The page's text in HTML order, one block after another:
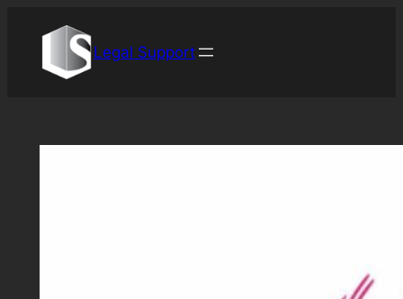
вмісту
Legal Support